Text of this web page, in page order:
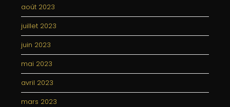
août 2023
juillet 2023
juin 2023
mai 2023
avril 2023
mars 2023